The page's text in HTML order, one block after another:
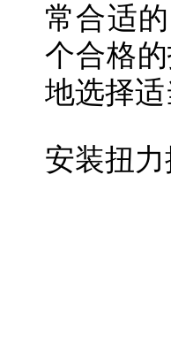
常合适
个合格
地选择
安装扭